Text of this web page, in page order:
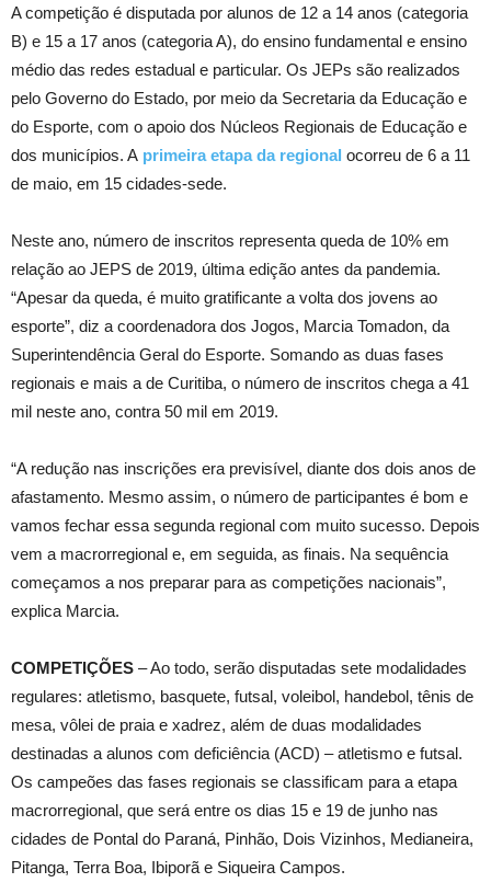
A competição é disputada por alunos de 12 a 14 anos (categoria
B) e 15 a 17 anos (categoria A), do ensino fundamental e ensino
médio das redes estadual e particular. Os JEPs são realizados
pelo Governo do Estado, por meio da Secretaria da Educação e
do Esporte, com o apoio dos Núcleos Regionais de Educação e
dos municípios. A primeira etapa da regional ocorreu de 6 a 11
de maio, em 15 cidades-sede.
Neste ano, número de inscritos representa queda de 10% em
relação ao JEPS de 2019, última edição antes da pandemia.
“Apesar da queda, é muito gratificante a volta dos jovens ao
esporte”, diz a coordenadora dos Jogos, Marcia Tomadon, da
Superintendência Geral do Esporte. Somando as duas fases
regionais e mais a de Curitiba, o número de inscritos chega a 41
mil neste ano, contra 50 mil em 2019.
“A redução nas inscrições era previsível, diante dos dois anos de
afastamento. Mesmo assim, o número de participantes é bom e
vamos fechar essa segunda regional com muito sucesso. Depois
vem a macrorregional e, em seguida, as finais. Na sequência
começamos a nos preparar para as competições nacionais”,
explica Marcia.
COMPETIÇÕES – Ao todo, serão disputadas sete modalidades
regulares: atletismo, basquete, futsal, voleibol, handebol, tênis de
mesa, vôlei de praia e xadrez, além de duas modalidades
destinadas a alunos com deficiência (ACD) – atletismo e futsal.
Os campeões das fases regionais se classificam para a etapa
macrorregional, que será entre os dias 15 e 19 de junho nas
cidades de Pontal do Paraná, Pinhão, Dois Vizinhos, Medianeira,
Pitanga, Terra Boa, Ibiporã e Siqueira Campos.